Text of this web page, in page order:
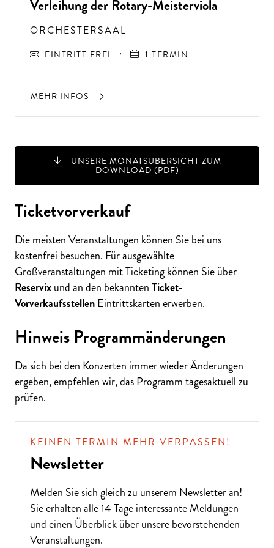
A
USSER
G
EW
Ö
H
N
LIC
H
E K
O
N
ZER
TER
LEBN
ISSE
S
T
E
H
E
N
SI
E
A
U
F
P
E
R
F
O
R
M
A
N
C
E
S
?
Verleihung der Rotary-Meisterviola
ORCHESTERSAAL
EINTRITT FREI 1 TERMIN
MEHR INFOS
UNSERE MONATSÜBERSICHT ZUM
DOWNLOAD (PDF)
Ticketvorverkauf
Die meisten Veranstaltungen können Sie bei uns
kostenfrei besuchen. Für ausgewählte
Großveranstaltungen mit Ticketing können Sie über
Reservixund an den bekanntenTicket-
VorverkaufsstellenEintrittskarten erwerben.
Hinweis Programmänderungen
Da sich bei den Konzerten immer wieder Änderungen
ergeben, empfehlen wir, das Programm tagesaktuell zu
prüfen.
KEINEN TERMIN MEHR VERPASSEN!
Newsletter
Melden Sie sich gleich zu unserem Newsletteran!
Sie erhalten alle 14 Tage interessante Meldungen
und einen Überblick über unsere bevorstehenden
Veranstaltungen.